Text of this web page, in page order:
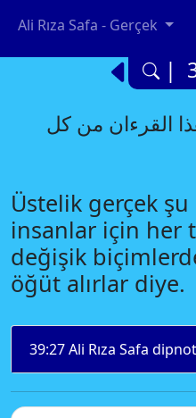
Ali Rıza Safa - Gerçek
|
القرءان من كل
Üstelik gerçek şu
insanlar için her
değişik
öğüt alırlar diye.
39:27 Ali Rıza Safa